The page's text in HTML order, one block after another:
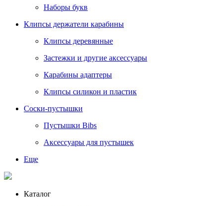
Наборы букв
Клипсы держатели карабины
Клипсы деревянные
Застежки и другие аксессуары
Карабины адаптеры
Клипсы силикон и пластик
Соски-пустышки
Пустышки Bibs
Аксессуары для пустышек
Еще
Каталог